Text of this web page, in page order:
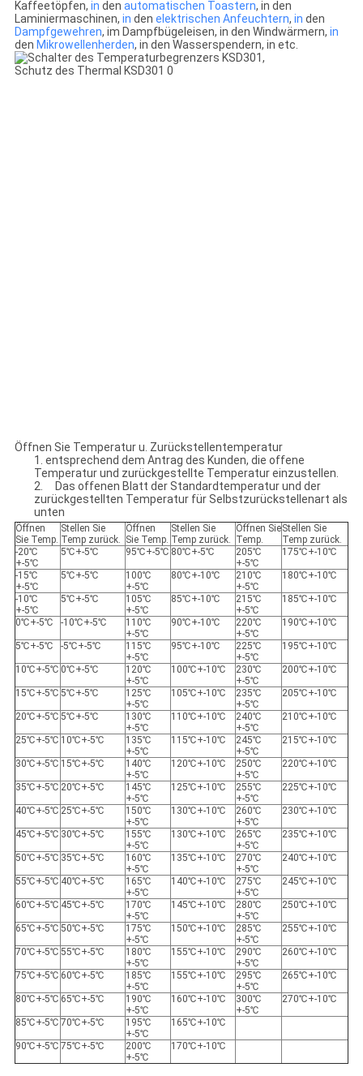
Kaffeetöpfen, in den automatischen Toastern, in den
Laminiermaschinen, in den elektrischen Anfeuchtern, in den
Dampfgewehren, im Dampfbügeleisen, in den Windwärmern, in
den Mikrowellenherden, in den Wasserspendern, in etc.
Öffnen Sie Temperatur u. Zurückstellentemperatur
1. entsprechend dem Antrag des Kunden, die offene
Temperatur und zurückgestellte Temperatur einzustellen.
2. Das offenen Blatt der Standardtemperatur und der
zurückgestellten Temperatur für Selbstzurückstellenart als
unten
Öffnen
Sie Temp.
Stellen Sie
Temp zurück.
Öffnen
Sie Temp.
Stellen Sie
Temp zurück.
Öffnen Sie
Temp.
Stellen Sie
Temp zurück.
-20℃
+-5℃
5℃+-5℃ 95℃+-5℃ 80℃+-5℃
205℃
+-5℃
175℃+-10℃
-15℃
+-5℃
5℃+-5℃
100℃
+-5℃
80℃+-10℃
210℃
+-5℃
180℃+-10℃
-10℃
+-5℃
5℃+-5℃
105℃
+-5℃
85℃+-10℃
215℃
+-5℃
185℃+-10℃
0℃+-5℃ -10℃+-5℃
110℃
+-5℃
90℃+-10℃
220℃
+-5℃
190℃+-10℃
5℃+-5℃ -5℃+-5℃
115℃
+-5℃
95℃+-10℃
225℃
+-5℃
195℃+-10℃
10℃+-5℃ 0℃+-5℃
120℃
+-5℃
100℃+-10℃
230℃
+-5℃
200℃+-10℃
15℃+-5℃ 5℃+-5℃
125℃
+-5℃
105℃+-10℃
235℃
+-5℃
205℃+-10℃
20℃+-5℃ 5℃+-5℃
130℃
+-5℃
110℃+-10℃
240℃
+-5℃
210℃+-10℃
25℃+-5℃ 10℃+-5℃
135℃
+-5℃
115℃+-10℃
245℃
+-5℃
215℃+-10℃
30℃+-5℃ 15℃+-5℃
140℃
+-5℃
120℃+-10℃
250℃
+-5℃
220℃+-10℃
35℃+-5℃ 20℃+-5℃
145℃
+-5℃
125℃+-10℃
255℃
+-5℃
225℃+-10℃
40℃+-5℃ 25℃+-5℃
150℃
+-5℃
130℃+-10℃
260℃
+-5℃
230℃+-10℃
45℃+-5℃ 30℃+-5℃
155℃
+-5℃
130℃+-10℃
265℃
+-5℃
235℃+-10℃
50℃+-5℃ 35℃+-5℃
160℃
+-5℃
135℃+-10℃
270℃
+-5℃
240℃+-10℃
55℃+-5℃ 40℃+-5℃
165℃
+-5℃
140℃+-10℃
275℃
+-5℃
245℃+-10℃
60℃+-5℃ 45℃+-5℃
170℃
+-5℃
145℃+-10℃
280℃
+-5℃
250℃+-10℃
65℃+-5℃ 50℃+-5℃
175℃
+-5℃
150℃+-10℃
285℃
+-5℃
255℃+-10℃
70℃+-5℃ 55℃+-5℃
180℃
+-5℃
155℃+-10℃
290℃
+-5℃
260℃+-10℃
75℃+-5℃ 60℃+-5℃
185℃
+-5℃
155℃+-10℃
295℃
+-5℃
265℃+-10℃
80℃+-5℃ 65℃+-5℃
190℃
+-5℃
160℃+-10℃
300℃
+-5℃
270℃+-10℃
85℃+-5℃ 70℃+-5℃
195℃
+-5℃
165℃+-10℃
90℃+-5℃ 75℃+-5℃
200℃
+-5℃
170℃+-10℃